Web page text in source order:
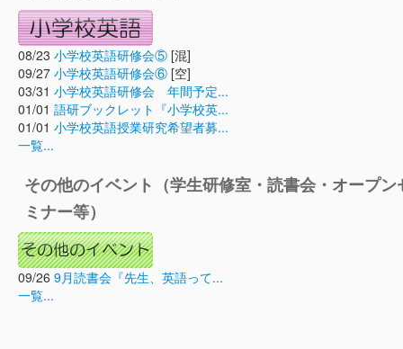
08/23 小学校英語研修会⑤ [混]
09/27 小学校英語研修会⑥ [空]
03/31 小学校英語研修会 年間予定...
01/01 語研ブックレット『小学校英...
01/01 小学校英語授業研究希望者募...
一覧...
その他のイベント（学生研修室・読書会・オープン
ミナー等）
09/26 9月読書会『先生、英語って...
一覧...